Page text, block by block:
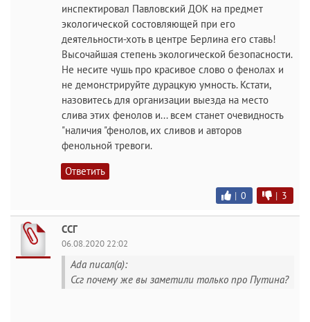
инспектировал Павловский ДОК на предмет
экологической состовляющей при его
деятельности-хоть в центре Берлина его ставь!
Высочайшая степень экологической безопасности.
Не несите чушь про красивое слово о фенолах и
не демонстрируйте дурацкую умность. Кстати,
назовитесь для организации выезда на место
слива этих фенолов и... всем станет очевидность
"наличия "фенолов, их сливов и авторов
фенольной тревоги.
Ответить
| 0 | 3
ССГ
06.08.2020 22:02
Ada писал(а):
Ссг почему же вы заметили только про Путина?